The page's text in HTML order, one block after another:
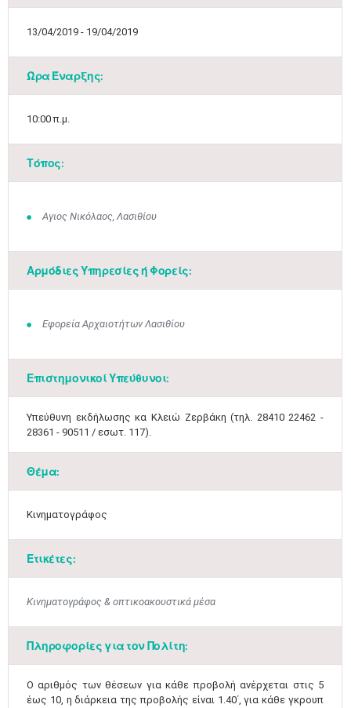
13/04/2019 - 19/04/2019
Ώρα Έναρξης:
10:00 π.μ.
Τόπος:
Αγιος Νικόλαος, Λασιθίου
Αρμόδιες Υπηρεσίες ή Φορείς:
Εφορεία Αρχαιοτήτων Λασιθίου
Επιστημονικοί Υπεύθυνοι:
​Υπεύθυνη εκδήλωσης κα Κλειώ Ζερβάκη (τηλ. 28410 22462 -
28361 - 90511 / εσωτ. 117).
Θέμα:
Κινηματογράφος
Ετικέτες:
Κινηματογράφος & οπτικοακουστικά μέσα
Πληροφορίες για τον Πολίτη:
Ο αριθμός των θέσεων για κάθε προβολή ανέρχεται στις 5
έως 10, η διάρκεια της προβολής είναι 1.40΄, για κάθε γκρουπ
• •
3 4
•
5
•
6 7 8 9